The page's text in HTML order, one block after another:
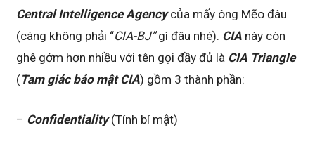
Central Intelligence Agencycủa mấy ông Mẽo đâu
(càng không phải “CIA-BJ”gì đâu nhé). CIA này còn
ghê gớm hơn nhiều với tên gọi đầy đủ là CIA Triangle
(Tam giác bảo mật CIA) gồm 3 thành phần:
– Confidentiality(Tính bí mật)